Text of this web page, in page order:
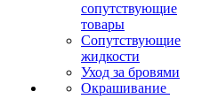
сопутствующие
товары
Сопутствующие
жидкости
Уход за бровями
Окрашивание